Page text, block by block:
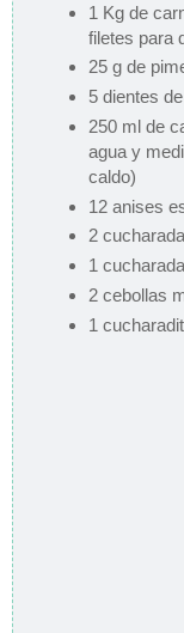
1 Kg de
filetes para
25 g de
5 dientes
250 ml de
agua y
caldo)
12 anises
2
1
2 cebollas
1